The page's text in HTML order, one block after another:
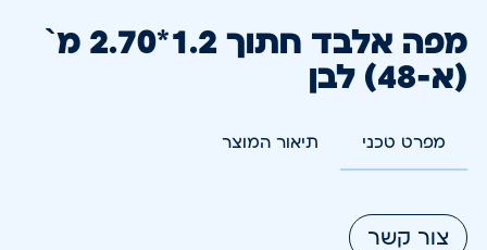
מפה אלבד חתוך 1.2*2.70 מ`
(א-48) לבן
מפרט טכני תיאור המוצר
צור קשר